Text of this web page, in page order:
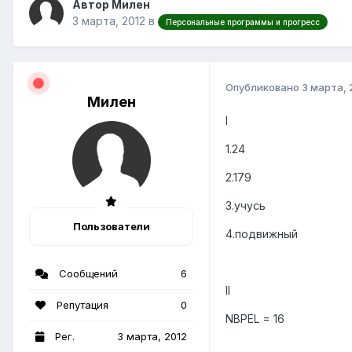
Автор Милен
3 марта, 2012 в Персональные программы и прогресс
Милен
Пользователи
Сообщений 6
Репутация 0
Рег. 3 марта, 2012
Опубликовано 3 марта,
I
1.24
2.179
3.учусь
4.подвижный
II
NBPEL = 16